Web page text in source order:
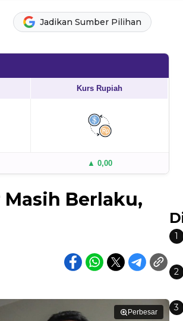
Jadikan Sumber Pilihan
Kurs Rupiah
▲ 0,00
Berlaku,
Perbesar
1
2
3